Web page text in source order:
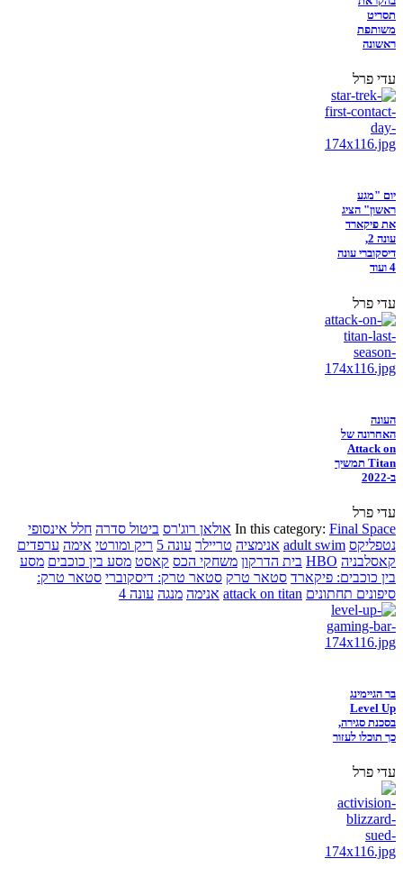
תסריט
משותפת
ראשונה
עדי פרל
יום "מגע
ראשון" הציג
את פיקארד
עונה 2,
דיסקוברי עונה
4 ועוד
עדי פרל
העונה
האחרונה של
Attack on
Titan תמשיך
ב-2022
עדי פרל
In this category: Final Space אולאן רוג'רס ביטול סדרה חלל אינסופי
נטפליקס adult swim אנימציה טריילר עונה 5 ריק ומורטי אימה ערפדים
קאסלבניה HBO בית הדרקון משחקי הכס קאסט מסע בין כוכבים מסע
בין כוכבים: פיקארד סטאר טרק סטאר טרק: דיסקוברי סטאר טרק:
סיפונים תחתונים attack on titan אנימה מנגה עונה 4
בר הגיימינג
Level Up
בסכנת סגירה,
כך תוכלו לעזור
עדי פרל